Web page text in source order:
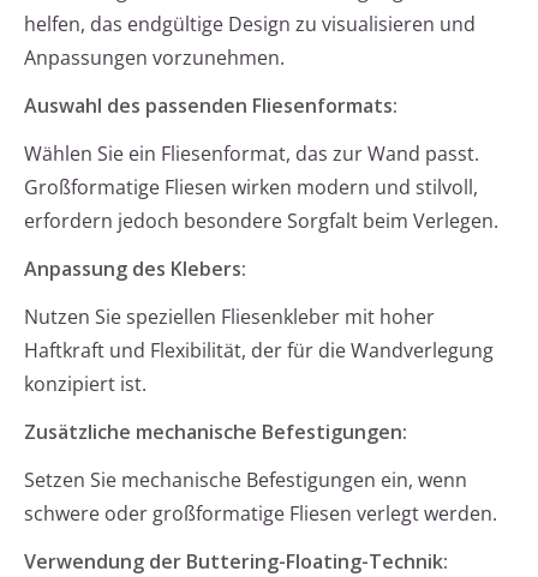
helfen, das endgültige Design zu visualisieren und
Anpassungen vorzunehmen.
Auswahl des passenden Fliesenformats:
Wählen Sie ein Fliesenformat, das zur Wand passt.
Großformatige Fliesen wirken modern und stilvoll,
erfordern jedoch besondere Sorgfalt beim Verlegen.
Anpassung des Klebers:
Nutzen Sie speziellen Fliesenkleber mit hoher
Haftkraft und Flexibilität, der für die Wandverlegung
konzipiert ist.
Zusätzliche mechanische Befestigungen:
Setzen Sie mechanische Befestigungen ein, wenn
schwere oder großformatige Fliesen verlegt werden.
Verwendung der Buttering-Floating-Technik: